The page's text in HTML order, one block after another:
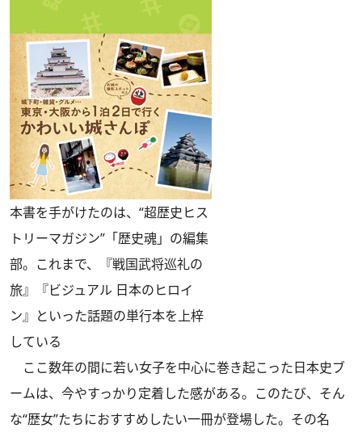
本書を手がけたのは、“超歴史ヒス
トリーマガジン”「歴史魂」の編集
部。これまで、『戦国武将巡礼の
旅』『ビジュアル 日本のヒロイ
ン』といった話題の単行本を上梓
している
ここ数年の間に若い女子を中心に巻き起こった日本史ブ
ームは、今やすっかり定着した感がある。このたび、そん
な“歴女”たちにおすすめしたい一冊が登場した。その名